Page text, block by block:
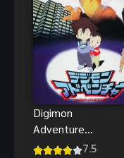
Digimon
Adventure
(1999) ดิจิ7.5